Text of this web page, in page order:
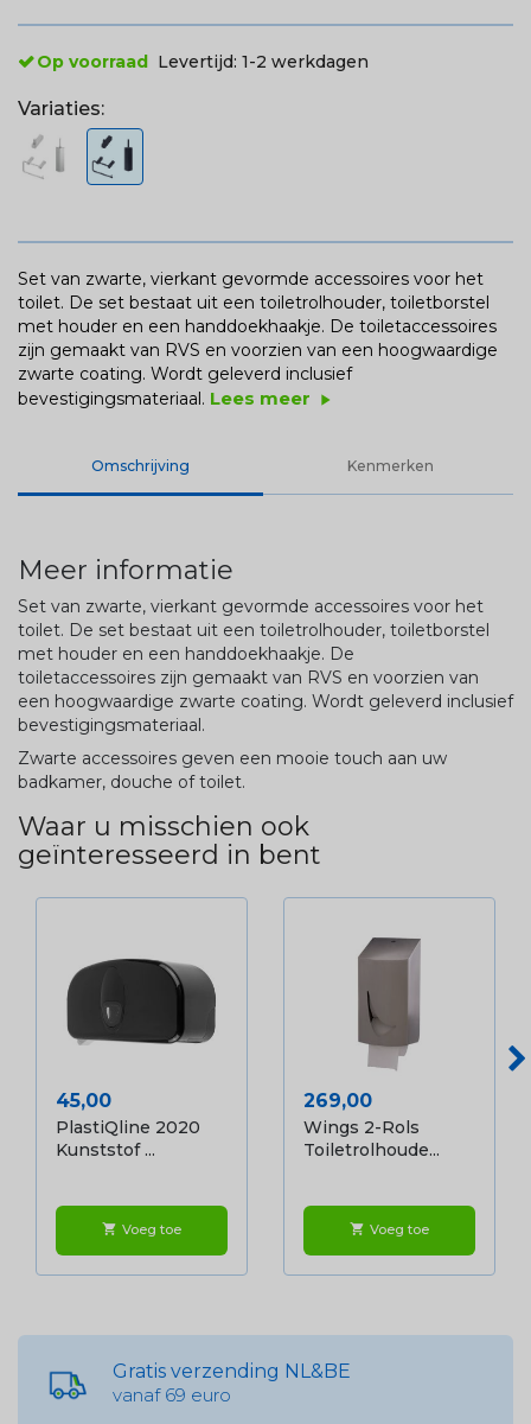
Op voorraad Levertijd: 1-2 werkdagen
Variaties:
Set van zwarte, vierkant gevormde accessoires voor het
toilet. De set bestaat uit een toiletrolhouder, toiletborstel
met houder en een handdoekhaakje. De toiletaccessoires
zijn gemaakt van RVS en voorzien van een hoogwaardige
zwarte coating. Wordt geleverd inclusief
bevestigingsmateriaal. Lees meer play_arrow
Omschrijving Kenmerken
Meer informatie
Set van zwarte, vierkant gevormde accessoires voor het
toilet. De set bestaat uit een toiletrolhouder, toiletborstel
met houder en een handdoekhaakje. De
toiletaccessoires zijn gemaakt van RVS en voorzien van
een hoogwaardige zwarte coating. Wordt geleverd inclusief
bevestigingsmateriaal.
Zwarte accessoires geven een mooie touch aan uw
badkamer, douche of toilet.
Waar u misschien ook
geïnteresseerd in bent
Prijs
45,00
PlastiQline 2020
Kunststof ...
shopping_cart Voeg toe
Prijs
269,00
Wings 2-Rols
Toiletrolhoude...
shopping_cart Voeg toe
Gratis verzending NL&BE
vanaf 69 euro